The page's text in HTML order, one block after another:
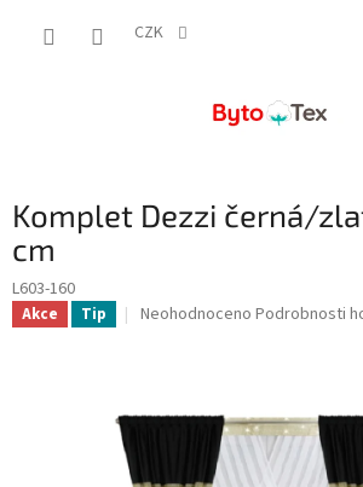
CZK
Komplet Dezzi černá/
cm
L603-160
Akce Tip
Průměrné
hvězdiček.
Neohodnoceno Podrobnosti